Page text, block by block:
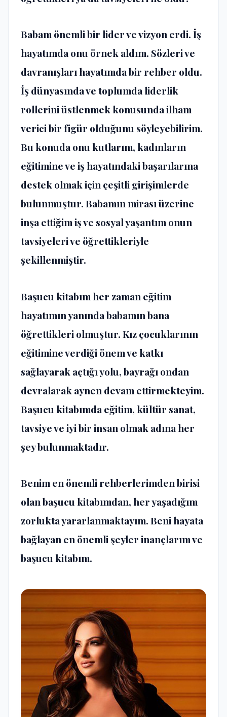
Babam önemli bir lider ve vizyon erdi. İş
hayatımda onu örnek aldım. Sözleri ve
davranışları hayatımda bir rehber oldu.
İş dünyasında ve toplumda liderlik
rollerini üstlenmek konusunda ilham
verici bir figür olduğunu söyleyebilirim.
Bu konuda onu kutlarım, kadınların
eğitimine ve iş hayatındaki başarılarına
destek olmak için çeşitli girişimlerde
bulunmuştur. Babamın mirası üzerine
inşa ettiğim iş ve sosyal yaşantım onun
tavsiyeleri ve öğrettikleriyle
şekillenmiştir.
Başucu kitabım her zaman eğitim
hayatımın yanında babamın bana
öğrettikleri olmuştur. Kız çocuklarının
eğitimine verdiği önem ve katkı
sağlayarak açtığı yolu, bayrağı ondan
devralarak aynen devam ettirmekteyim.
Başucu kitabımda eğitim, kültür sanat,
tavsiye ve iyi bir insan olmak adına her
şey bulunmaktadır.
Benim en önemli rehberlerimden birisi
olan başucu kitabımdan, her yaşadığım
zorlukta yararlanmaktayım. Beni hayata
bağlayan en önemli şeyler inançlarım ve
başucu kitabım.